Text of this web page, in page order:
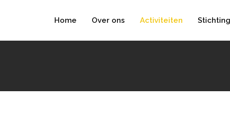
Home Over ons Activiteiten Stichting